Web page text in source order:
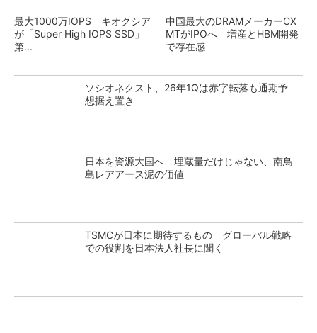
最大1000万IOPS キオクシア
が「Super High IOPS SSD」
第...
中国最大のDRAMメーカーCX
MTがIPOへ 増産とHBM開発
で存在感
ソシオネクスト、26年1Qは赤字転落も通期予
想据え置き
日本を資源大国へ 埋蔵量だけじゃない、南鳥
島レアアース泥の価値
TSMCが日本に期待するもの グローバル戦略
での役割を日本法人社長に聞く